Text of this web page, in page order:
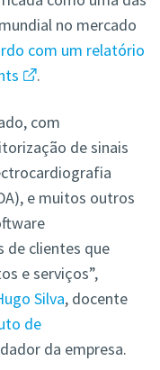
no mercado
com um relatório
.
com
de sinais
e muitos outros
de clientes que
e serviços”,
Silva, docente
de
da empresa.